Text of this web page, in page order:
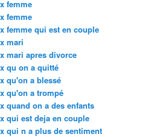
femme
femme
femme qui est en couple
mari
mari apres divorce
qu on a quitté
qu'on a blessé
qu'on a trompé
quand on a des enfants
qui est deja en couple
qui n a plus de sentiment